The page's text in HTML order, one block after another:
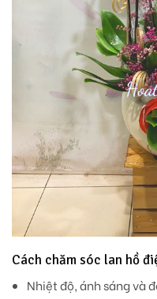
Cách chăm sóc lan hồ
Nhiệt độ, ánh sáng và